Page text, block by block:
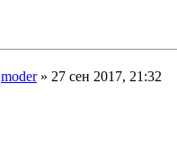
moder» 27 сен 2017, 21:32